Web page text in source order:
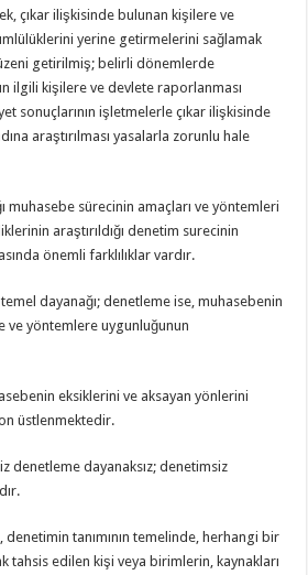
çıkar ilişkisinde bulunan kişilere ve
yerine getirmelerini sağlamak
getirilmiş; belirli dönemlerde
ilgili kişilere ve devlete raporlanması
sonuçlarının işletmelerle çıkar ilişkisinde
araştırılması yasalarla zorunlu hale
muhasebe sürecinin amaçları ve yöntemleri
araştırıldığı denetim surecinin
önemli farklılıklar vardır.
dayanağı; denetleme ise, muhasebenin
ve yöntemlere uygunluğunun
eksiklerini ve aksayan yönlerini
üstlenmektedir.
denetleme dayanaksız; denetimsiz
tanımının temelinde, herhangi bir
tahsis edilen kişi veya birimlerin, kaynakları